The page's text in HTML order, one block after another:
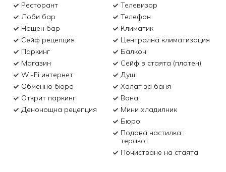
Ресторант
Лоби бар
Нощен бар
Сейф рецепция
Паркинг
Магазин
Wi-Fi интернет
Обменно бюро
Открит паркинг
Денонощна рецепция
Телевизор
Телефон
Климатик
Централна климатизация
Балкон
Сейф в стаята (платен)
Душ
Халат за баня
Вана
Мини хладилник
Бюро
Подова настилка:
теракот
Почистване на стаята